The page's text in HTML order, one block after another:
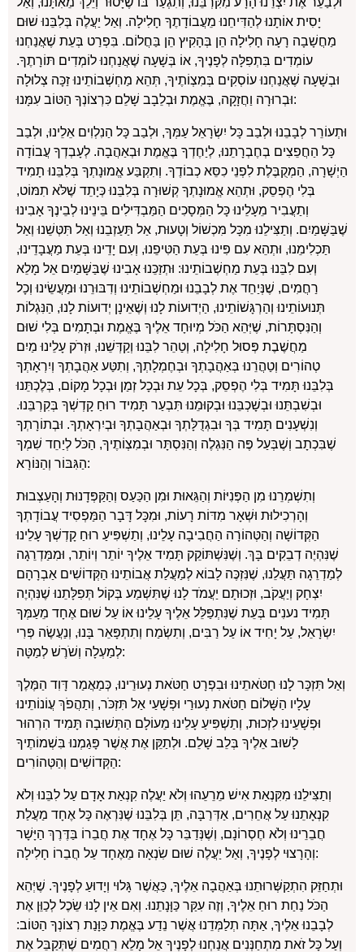
יָסִית אוֹתָנוּ לְהַדִּיחֵנוּ מֵעֲבוֹדָתֶךָ חָלִילָה. וְאַל יַעֲלֶה בְּלִבֵּנוּ שׁוּם
מַחֲשָׁבָה רָעָה חָלִילָה הֵן בְּהָקִיץ הֵן בַּחֲלוֹם. בִּפְרַט בְּעֵת שֶׁאֲנַחְנוּ
עוֹמְדִים בִּתְפִלָּה לְפָנֶיךָ, אוֹ בְּשָׁעָה שֶׁאֲנַחְנוּ לוֹמְדִים תּוֹרָתֶךָ.
וּבְשָׁעָה שֶׁאֲנַחְנוּ עוֹסְקִים בְּמִצְוֹתֶיךָ, תְּהֵא מַחְשְׁבוֹתֵינוּ זַכָּה צְלוּלָה
וּבְרוּרָה וַחֲזָקָה, בֶּאֱמֶת וּבְלֵבָב שָׁלֵם כִּרְצוֹנְךָ הַטּוֹב עִמָּנוּ:
וּתְעוֹרֵר לְבָבֵנוּ וּלְבַב כָּל יִשְׂרָאֵל עַמְּךָ, וּלְבַב כָּל הַנִלְוִים אֵלֵינוּ, וּלְבַב
כָּל הַחֲפֵצִים בְחֶבְרָתֵנוּ, לְיַחֶדְךָ בֶּאֱמֶת וּבְאַהֲבָה. לְעָבְדְךָ עֲבוֹדָה
הַיְשָׁרָה, הַמְקֻבֶּלֶת לִפְנֵי כִסֵּא כְבוֹדֶךָ. וְתִקְבַּע אֱמוּנָתְךָ בְּלִבֵּנוּ תָמִיד
בְּלִי הֶפְסֵק, וּתְהֵא אֱמוּנָתְךָ קְשׁוּרָה בְּלִבֵּנוּ כְּיָתֵד שֶׁלֹּא תִמּוֹט,
וְתַעֲבִיר מֵעָלֵינוּ כָּל הַמְּסָכִים הַמַּבְדִּילִים בֵּינֵינוּ לְבֵינֶךָ אָבִינוּ
שֶׁבַּשָּׁמַיִם. וְתַצִּילֵנוּ מִכָּל מִּכְשׁוֹל וְטָעוּת, אַל תַּעַזְבֵנוּ וְאַל תִּטְּשֵׁנוּ וְאַל
תַּכְלִימֵנוּ, וּתְהֵא עִם פִּינוּ בְּעֵת הַטִּיפֵנוּ, וְעִם יָדֵינוּ בְּעֵת מַעֲבָדֵינוּ,
וְעִם לִבֵּנוּ בְּעֵת מַחְשְׁבוֹתֵינוּ: וּתְזַכֵּנוּ אָבִינוּ שֶׁבַּשָּׁמַיִם אֵל מָלֵא
רַחֲמִים, שֶׁנְּיַחֵד אֶת לְבָבֵנוּ וּמַחְשְׁבוֹתֵינוּ וְדִבּוּרֵנוּ וּמַעֲשֵׂינוּ וְכָל
תְּנוּעוֹתֵינוּ וְהַרְגָּשׁוֹתֵינוּ, הַיְדוּעוֹת לָנוּ וְשֶׁאֵינָן יְדוּעוֹת לָנוּ, הַנִּגְלוֹת
וְהַנִּסְתָּרוֹת, שֶׁיְּהֵא הַכֹּל מְיוּחָד אֵלֶיךָ בֶּאֱמֶת וּבְתָמִים בְּלִי שׁוּם
מַחֲשֶׁבֶת פְּסוּל חָלִילָה, וְטַהֵר לִבֵּנוּ וְקַדְּשֵׁנוּ, וּזְרֹק עָלֵינוּ מַיִם
טְהוֹרִים וְטַהֲרֵנוּ בְּאַהֲבָתְךָ וּבְחֶמְלָתְךָ, וְתִטַּע אַהֲבָתְךָ וְיִרְאָתְךָ
בְּלִבֵּנוּ תָּמִיד בְּלִי הֶפְסֵק, בְּכָל עֵת וּבְכָל זְמַן וּבְכָל מָקוֹם, בְּלֶכְתֵּנוּ
וּבְשִׁבְתֵּנוּ וּבְשָׁכְבֵּנוּ וּבְקוּמֵנוּ תִּבְעַר תָּמִיד רוּחַ קָדְשְׁךָ בְּקִרְבֵּנוּ.
וְנִשְׁעָנִים תָּמִיד בְּךָ וּבִגְדֻלָּתְךָ וּבְאַהֲבָתְךָ וּבְיִרְאָתְךָ. וּבְתוֹרָתְךָ
שֶׁבִּכְתָב וְשֶׁבְּעַל פֶּה הַנִּגְלֶה וְהַנִּסְתָּר וּבְמִצְוֹתֶיךָ, הַכֹּל לְיַחֵד שִׁמְךָ
הַגִּבּוֹר וְהַנּוֹרָא:
וְתִשְׁמְרֵנוּ מִן הַפְּנִיּוֹת וְהַגֵּאוּת וּמִן הַכַּעַס וְהַקַּפְּדָנוּת וְהָעַצְבוּת
וְהָרְכִילוּת וּשְׁאָר מִדּוֹת רָעוֹת, וּמִכָּל דָּבָר הַמַּפְסִיד עֲבוֹדָתְךָ
הַקְּדוֹשָׁה וְהַטְּהוֹרָה הַחֲבִיבָה עָלֵינוּ, וְתַשְׁפִּיעַ רוּחַ קָדְשְׁךָ עָלֵינוּ
שֶׁנִּהְיֶה דְבֵקִים בָּךְ. וְשֶׁנִּשְׁתּוֹקֵק תָּמִיד אֵלֶיךָ יוֹתֵר וְיוֹתֵר, וּמִמַּדְרֵגָה
לְמַדְרֵגָה תַּעֲלֵנוּ, שֶׁנִּזְכֶּה לָבוֹא לְמַעֲלַת אֲבוֹתֵינוּ הַקְּדוֹשִׁים אַבְרָהָם
יִצְחָק וְיַעֲקֹב, וּזְכוּתָם יַעֲמֹד לָנוּ שֶׁתִּשְׁמַע בְּקוֹל תְּפִלָּתֵנוּ שֶׁנִּהְיֶה
תָּמִיד נענִים בְּעֵת שֶׁנִּתְפַּלֵּל אֵלֶיךָ עָלֵינוּ אוֹ עַל שׁוּם אֶחָד מֵעַמְּךָ
יִשְׂרָאֵל, עַל יָחִיד אוֹ עַל רַבִּים, וְתִשְׂמַח וְתִתְפָּאֵר בָּנוּ, וְנַעֲשֶׂה פְּרִי
לְמַעְלָה וְשֹׁרֶשׁ לְמַטָּה:
וְאַל תִּזְכָּר לָנוּ חַטֹּאתֵינוּ וּבִפְרָט חַטֹּאת נְעוּרֵינוּ, כְּמַאֲמַר דָּוִד הַמֶּלֶךְ
עָלָיו הַשָּׁלוֹם חַטֹּאת נְעוּרַי וּפְשָׁעַי אַל תִּזְכֹּר, וְתַהֲפֹךְ עֲוֹנוֹתֵינוּ
וּפְשָׁעֵינוּ לִזְכוּת, וְתַשְׁפִּיעַ עָלֵינוּ מֵעוֹלָם הַתְּשׁוּבָה תָּמִיד הִרְהוּר
לָשׁוּב אֵלֶיךָ בְּלֵב שָׁלֵם. וּלְתַקֵּן אֶת אֲשֶׁר פָּגַמְנוּ בִּשְׁמוֹתֶיךָ
הַקְּדוֹשִׁים וְהַטְּהוֹרִים:
וְתַצִּילֵנוּ מִקִּנְאַת אִישׁ מֵרֵעֵהוּ וְלֹא יַעֲלֶה קִנְאַת אָדָם עַל לִבֵּנוּ וְלֹא
קִנְאָתֵנוּ עַל אֲחֵרִים, אַדְּרַבָּה, תֵּן בְּלִבֵּנוּ שֶׁנִּרְאֶה כָּל אֶחָד מַעֲלַת
חֲבֵרֵינוּ וְלֹא חֶסְרוֹנָם, וְשֶׁנְּדַבֵּר כָּל אֶחָד אֶת חֲבֵרוֹ בַּדֶּרֶךְ הַיָּשָׁר
וְהָרָצוּי לְפָנֶיךָ, וְאַל יַעֲלֶה שׁוּם שִׂנְאָה מֵאֶחָד עַל חֲבֵרוֹ חָלִילָה:
וּתְחַזֵּק הִתְקַשְּׁרוּתֵנוּ בְּאַהֲבָה אֵלֶיךָ, כַּאֲשֶׁר גָּלוּי וְיָדוּעַ לְפָנֶיךָ. שֶׁיְּהֵא
הַכֹּל נַחַת רוּחַ אֵלֶיךָ, וְזֶה עִקַּר כַּוָּנָתֵנוּ. וְאִם אֵין לָנוּ שֵׂכֶל לְכַוֵּן אֶת
לְבָבֵנוּ אֵלֶיךָ, אַתָּה תְלַמְּדֵנוּ אֲשֶׁר נֵדַע בֶּאֱמֶת כַּוָּנַת רְצוֹנְךָ הַטּוֹב:
וְעַל כָּל זֹאת מִתְחַנְּנִים אֲנַחְנוּ לְפָנֶיךָ אֵל מָלֵא רַחֲמִים שֶׁתְּקַבֵּל אֶת